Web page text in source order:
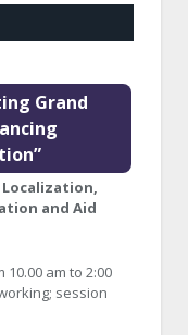
Grand
and Aid
10.00 am to 2:00
session